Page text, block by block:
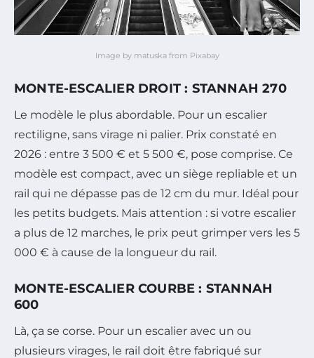
Image by matuska from Pixabay
MONTE-ESCALIER DROIT : STANNAH 270
Le modèle le plus abordable. Pour un escalier
rectiligne, sans virage ni palier. Prix constaté en
2026 : entre 3 500 € et 5 500 €, pose comprise. Ce
modèle est compact, avec un siège repliable et un
rail qui ne dépasse pas de 12 cm du mur. Idéal pour
les petits budgets. Mais attention : si votre escalier
a plus de 12 marches, le prix peut grimper vers les 5
000 € à cause de la longueur du rail.
MONTE-ESCALIER COURBE : STANNAH
600
Là, ça se corse. Pour un escalier avec un ou
plusieurs virages, le rail doit être fabriqué sur